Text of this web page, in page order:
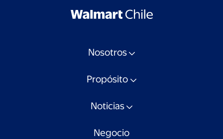
Nosotros
Propósito
Noticias
Negocio